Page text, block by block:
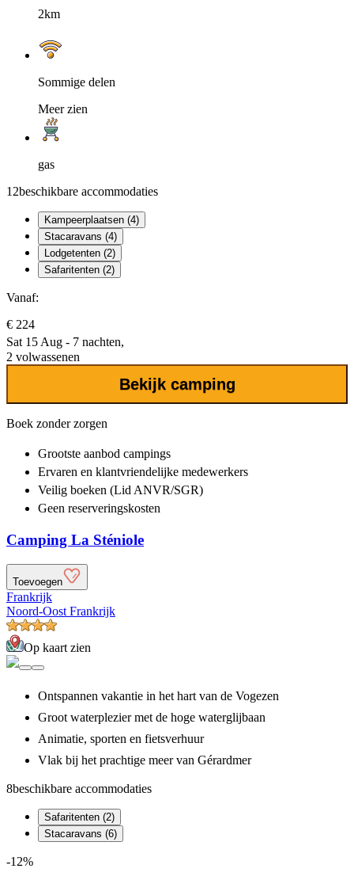
2km
Sommige delen
Meer zien
gas
12beschikbare accommodaties
Kampeerplaatsen (4)
Stacaravans (4)
Lodgetenten (2)
Safaritenten (2)
Vanaf:
€ 224
Sat 15 Aug - 7 nachten,
2 volwassenen
Bekijk camping
Boek zonder zorgen
Grootste aanbod campings
Ervaren en klantvriendelijke medewerkers
Veilig boeken (Lid ANVR/SGR)
Geen reserveringskosten
Camping La Sténiole
Toevoegen
Frankrijk
Noord-Oost Frankrijk
Op kaart zien
Ontspannen vakantie in het hart van de Vogezen
Groot waterplezier met de hoge waterglijbaan
Animatie, sporten en fietsverhuur
Vlak bij het prachtige meer van Gérardmer
8beschikbare accommodaties
Safaritenten (2)
Stacaravans (6)
-12%